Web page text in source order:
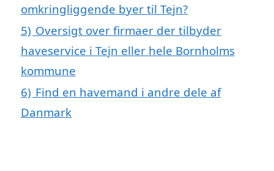
omkringliggende byer til Tejn?
5) Oversigt over firmaer der tilbyder
haveservice i Tejn eller hele Bornholms
kommune
6) Find en havemand i andre dele af
Danmark